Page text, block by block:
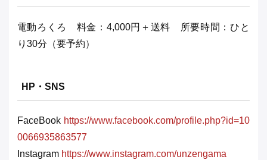
電動ろくろ 料金：4,000円＋送料 所要時間：ひと
り30分（要予約）
HP・SNS
FaceBook https://www.facebook.com/profile.php?id=10
0066935863577
Instagram https://www.instagram.com/unzengama